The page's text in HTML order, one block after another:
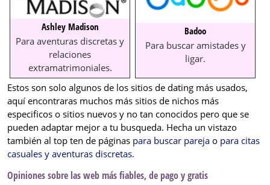
Ashley Madison
Para aventuras discretas y
relaciones
extramatrimoniales.
Badoo
Para buscar amistades y
ligar.
Estos son solo algunos de los sitios de dating más usados,
aquí encontraras muchos más sitios de nichos más
especificos o sitios nuevos y no tan conocidos pero que se
pueden adaptar mejor a tu busqueda. Hecha un vistazo
también al top ten de páginas para buscar pareja o para citas
casuales y aventuras discretas.
Opiniones sobre las web más fiables, de pago y gratis